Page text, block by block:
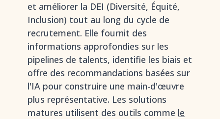
et améliorer la DEI (Diversité, Équité,
Inclusion) tout au long du cycle de
recrutement. Elle fournit des
informations approfondies sur les
pipelines de talents, identifie les biais et
offre des recommandations basées sur
l'IA pour construire une main-d'œuvre
plus représentative. Les solutions
matures utilisent des outils comme le